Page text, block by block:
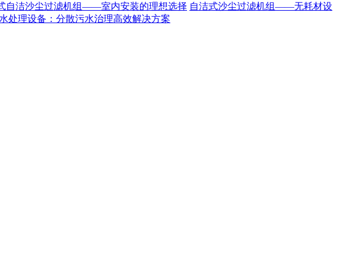
自洁沙尘过滤机组——室内安装的理想选择 自洁式沙尘过滤机组——无耗材设
处理设备：分散污水治理高效解决方案